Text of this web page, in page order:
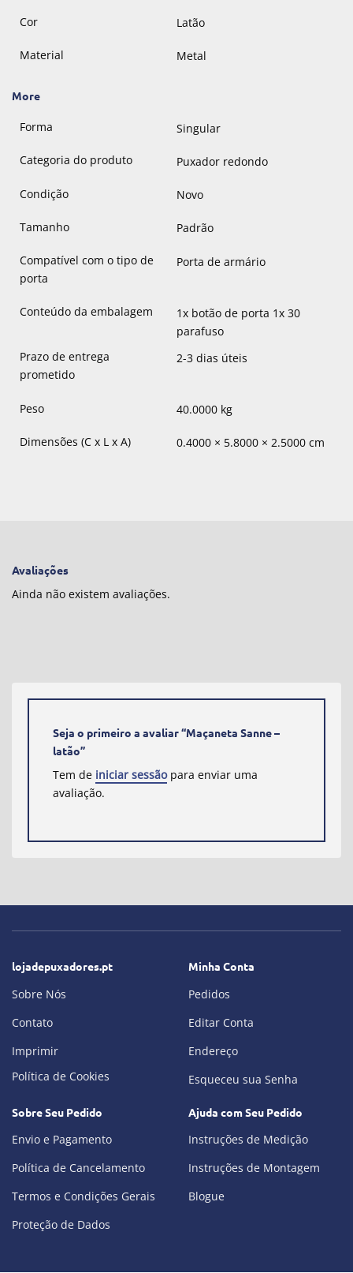
Cor Latão
Material Metal
More
Forma Singular
Categoria do produto Puxador redondo
Condição Novo
Tamanho Padrão
Compatível com o tipo de
porta
Porta de armário
Conteúdo da embalagem
1x botão de porta 1x 30
parafuso
Prazo de entrega
prometido
2-3 dias úteis
Peso 40.0000 kg
Dimensões (C x L x A) 0.4000 × 5.8000 × 2.5000 cm
Avaliações
Ainda não existem avaliações.
Seja o primeiro a avaliar “Maçaneta Sanne –
latão”
Tem de iniciar sessãopara enviar uma
avaliação.
lojadepuxadores.pt
Sobre Nós
Contato
Imprimir
Política de Cookies
Minha Conta
Pedidos
Editar Conta
Endereço
Esqueceu sua Senha
Sobre Seu Pedido
Envio e Pagamento
Política de Cancelamento
Termos e Condições Gerais
Proteção de Dados
Ajuda com Seu Pedido
Instruções de Medição
Instruções de Montagem
Blogue